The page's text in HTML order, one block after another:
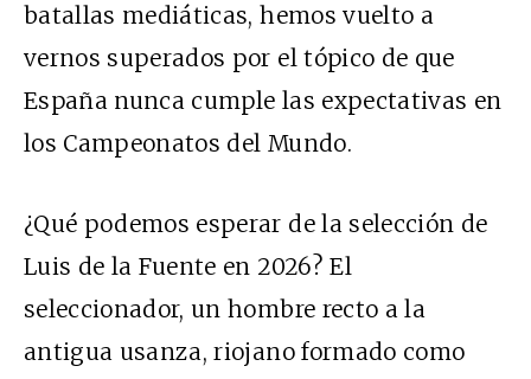
batallas mediáticas, hemos vuelto a
vernos superados por el tópico de que
España nunca cumple las expectativas en
los Campeonatos del Mundo.
¿Qué podemos esperar de la selección de
Luis de la Fuente en 2026? El
seleccionador, un hombre recto a la
antigua usanza, riojano formado como